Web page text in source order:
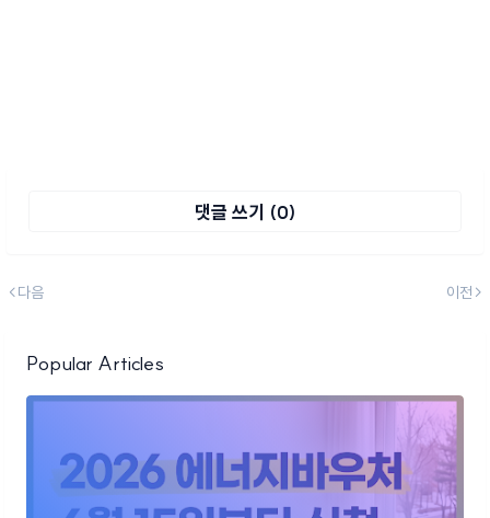
댓글 쓰기 (0)
다음 이전
Popular Articles